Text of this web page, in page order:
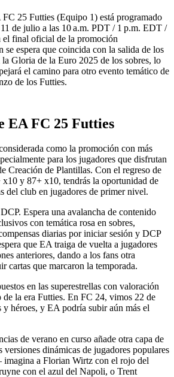
25 Futties (Equipo 1) está programado
de julio a las 10 a.m. PDT / 1 p.m. EDT /
el final oficial de la promoción
se espera que coincida con la salida de los
Gloria de la Euro 2025 de los sobres, lo
el camino para otro evento temático de
de los Futties.
EA FC 25 Futties
como la promoción con más
para los jugadores que disfrutan
Creación de Plantillas. Con el regreso de
y 87+ x10, tendrás la oportunidad de
del club en jugadores de primer nivel.
Espera una avalancha de contenido
con temática rosa en sobres,
diarias por iniciar sesión y DCP
que EA traiga de vuelta a jugadores
anteriores, dando a los fans otra
cartas que marcaron la temporada.
en las superestrellas con valoración
la era Futties. En FC 24, vimos 22 de
héroes, y EA podría subir aún más el
de verano en curso añade otra capa de
versiones dinámicas de jugadores populares
imagina a Florian Wirtz con el rojo del
con el azul del Napoli, o Trent